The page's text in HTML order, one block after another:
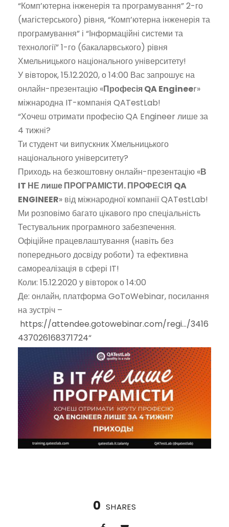
“Комп’ютерна інженерія та програмування” 2-го
(магістерського) рівня, “Комп’ютерна інженерія та
програмування” і “Інформаційні системи та
технології” 1-го (бакаларвського) рівня
Хмельницького національного університету!
У вівторок, 15.12.2020, о 14:00 Вас запрошує на
онлайн-презентацію «Професія QA Engineer»
міжнародна IT-компанія QATestLab!
“Хочеш отримати професію QA Engineer лише за
4 тижні?
Ти студент чи випускник Хмельницького
національного університету?
Приходь на безкоштовну онлайн-презентацію «В
IT НЕ лише ПРОГРАМІСТИ. ПРОФЕСІЯ QA
ENGINEER» від міжнародної компанії QATestLab!
Ми розповімо багато цікавого про спеціальність
Тестувальник програмного забезпечення.
Офіційне працевлаштування (навіть без
попереднього досвіду роботи) та ефективна
самореалізація в сфері IT!
Коли: 15.12.2020 у вівторок о 14:00
Де: онлайн, платформа GoToWebinar, посилання
на зустріч –
https://attendee.gotowebinar.com/regi…/3416
437026168371724“
0 SHARES